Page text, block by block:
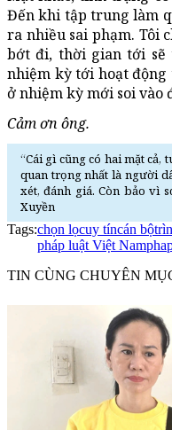
Đến khi tập trung làm
ra nhiều sai phạm. Tôi
bớt đi, thời gian tới sẽ
nhiệm kỳ tới hoạt động
ở nhiệm kỳ mới soi vào
Cảm ơn ông.
“Cái gì cũng có hai mặt
quan trọng nhất là người
xét, đánh giá. Còn bảo vì
Xuyền
Tags:chọn lọcuy tíncán bộ
pháp luật Việt Nam
TIN CÙNG CHUYÊN